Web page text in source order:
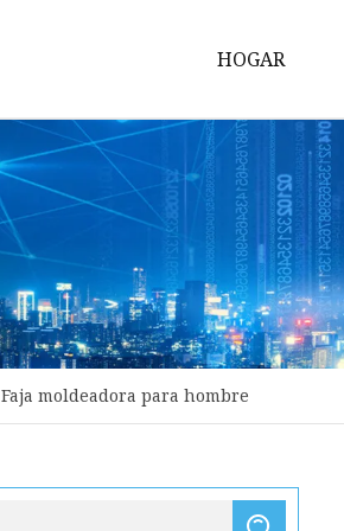
HOGAR
Faja moldeadora para hombre